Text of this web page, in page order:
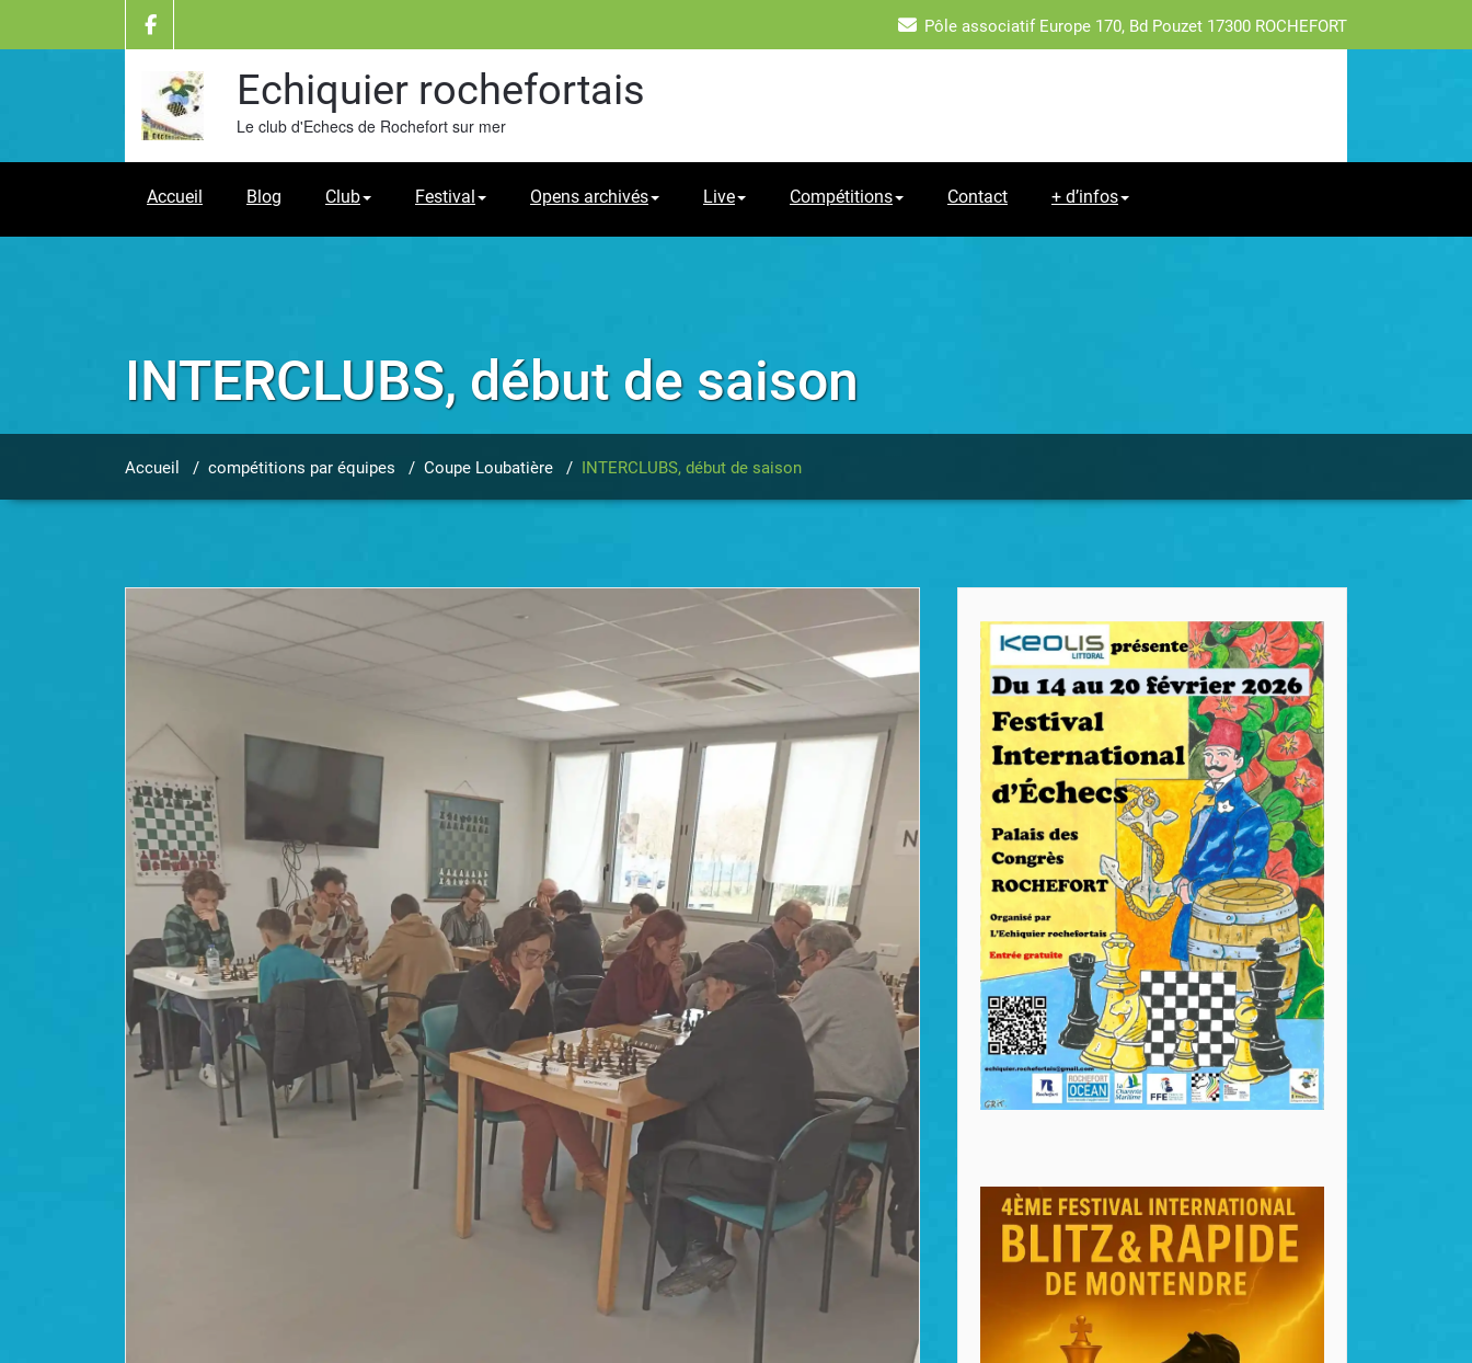
content
Pôle associatif Europe 170, Bd Pouzet 17300 ROCHEFORT
Echiquier rochefortais
Le club d'Echecs de Rochefort sur mer
Accueil Blog Club Festival Opens archivés Live Compétitions Contact + d’infos
INTERCLUBS, début de saison
Accueil / compétitions par équipes / Coupe Loubatière / INTERCLUBS, début de saison